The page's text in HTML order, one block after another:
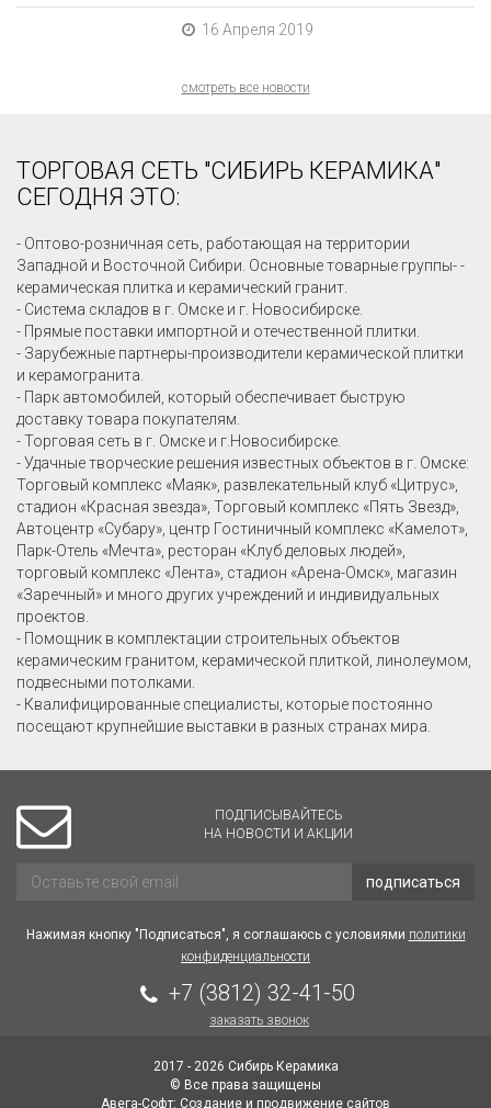
16 Апреля 2019
смотреть все новости
ТОРГОВАЯ СЕТЬ "СИБИРЬ КЕРАМИКА"
СЕГОДНЯ ЭТО:
- Оптово-розничная сеть, работающая на территории
Западной и Восточной Сибири. Основные товарные группы- -
керамическая плитка и керамический гранит.
- Система складов в г. Омске и г. Новосибирске.
- Прямые поставки импортной и отечественной плитки.
- Зарубежные партнеры-производители керамической плитки
и керамогранита.
- Парк автомобилей, который обеспечивает быструю
доставку товара покупателям.
- Торговая сеть в г. Омске и г.Новосибирске.
- Удачные творческие решения известных объектов в г. Омске:
Торговый комплекс «Маяк», развлекательный клуб «Цитрус»,
стадион «Красная звезда», Торговый комплекс «Пять Звезд»,
Автоцентр «Субару», центр Гостиничный комплекс «Камелот»,
Парк-Отель «Мечта», ресторан «Клуб деловых людей»,
торговый комплекс «Лента», стадион «Арена-Омск», магазин
«Заречный» и много других учреждений и индивидуальных
проектов.
- Помощник в комплектации строительных объектов
керамическим гранитом, керамической плиткой, линолеумом,
подвесными потолками.
- Квалифицированные специалисты, которые постоянно
посещают крупнейшие выставки в разных странах мира.
ПОДПИСЫВАЙТЕСЬ
НА НОВОСТИ И АКЦИИ
подписаться
Нажимая кнопку "Подписаться", я соглашаюсь с условиями политики
конфиденциальности
+7 (3812) 32-41-50
заказать звонок
2017 - 2026 Сибирь Керамика
© Все права защищены
Авега-Софт: Создание и продвижение сайтов